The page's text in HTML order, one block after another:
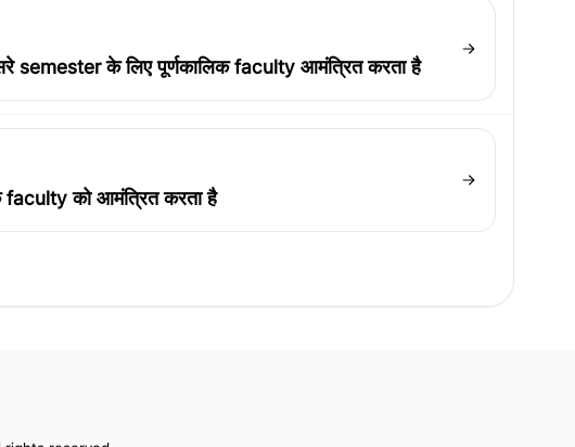
के लिए पूर्णकालिक faculty आमंत्रित करता है
को आमंत्रित करता है